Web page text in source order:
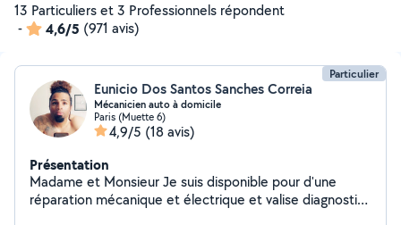
13 Particuliers et 3 Professionnels répondent
-
4,6/5 (971 avis)
Particulier
Eunicio Dos Santos Sanches Correia
Mécanicien auto à domicile
Paris (Muette 6)
4,9/5 (18 avis)
Présentation
Madame et Monsieur Je suis disponible pour d'une
réparation mécanique et électrique et valise diagnostic